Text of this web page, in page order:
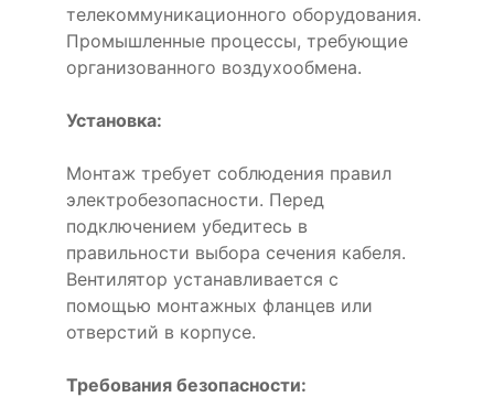
телекоммуникационного оборудования.
Промышленные процессы, требующие
организованного воздухообмена.
Установка:
Монтаж требует соблюдения правил
электробезопасности. Перед
подключением убедитесь в
правильности выбора сечения кабеля.
Вентилятор устанавливается с
помощью монтажных фланцев или
отверстий в корпусе.
Требования безопасности: